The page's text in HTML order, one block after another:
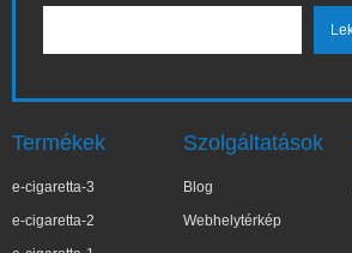
Termékek
e-cigaretta-3
e-cigaretta-2
Szolgáltatások
Blog
Webhelytérkép